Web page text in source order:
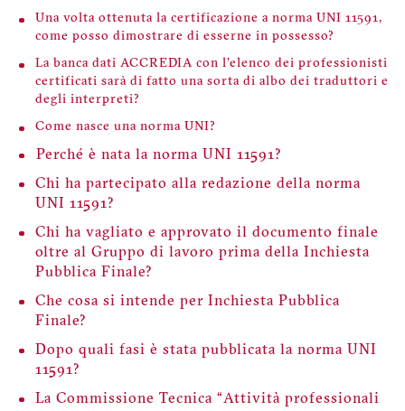
Una volta ottenuta la certificazione a norma UNI 11591,
come posso dimostrare di esserne in possesso?
La banca dati ACCREDIA con l’elenco dei professionisti
certificati sarà di fatto una sorta di albo dei traduttori e
degli interpreti?
Come nasce una norma UNI?
Perché è nata la norma UNI 11591?
Chi ha partecipato alla redazione della norma
UNI 11591?
Chi ha vagliato e approvato il documento finale
oltre al Gruppo di lavoro prima della Inchiesta
Pubblica Finale?
Che cosa si intende per Inchiesta Pubblica
Finale?
Dopo quali fasi è stata pubblicata la norma UNI
11591?
La Commissione Tecnica “Attività professionali